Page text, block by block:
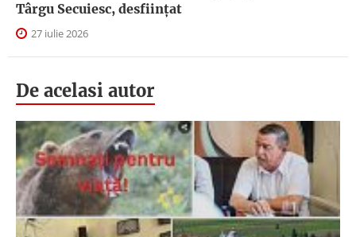
Târgu Secuiesc, desfiinţat
27 iulie 2026
De acelasi autor